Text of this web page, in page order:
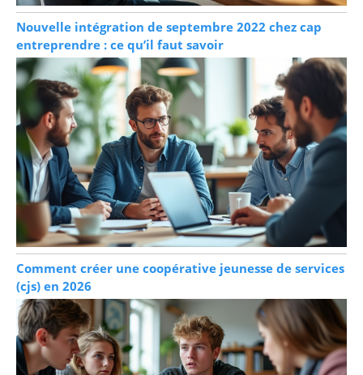
Nouvelle intégration de septembre 2022 chez cap
entreprendre : ce qu’il faut savoir
Comment créer une coopérative jeunesse de services
(cjs) en 2026